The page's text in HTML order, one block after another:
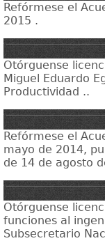
Refórmese el
2015 .
Otórguense
Miguel Eduardo
Productividad ..
Refórmese el
mayo de 2014,
de 14 de agosto
Otórguense
funciones al
Subsecretario